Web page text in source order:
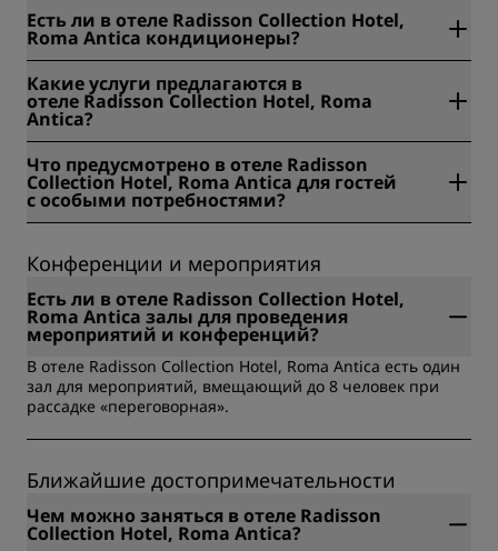
Есть ли в отеле Radisson Collection Hotel,
Roma Antica кондиционеры?
кондиционеры.
Какие услуги предлагаются в
отеле Radisson Collection Hotel, Roma
Antica?
Roma Antica: Безналичная оплата, Персонал, говорящий
на нескольких языках, Рестораны на территории,
Возможно размещение домашних животных, Одобрено
Бар, Завтрак (шведский стол), Обслуживание в номере,
Фитнес-центр, Спа-салон, Завтрак навынос, Завтрак,
Доступность для гостей с ограниченными
возможностями, Онлайн-регистрация заезда,
Возможность раннего заезда, Помещение для хранения
багажа, Бесплатные чай и кофе, Бесплатный вайфай,
Мини-сейф, Услуги прачечной, Мини-бар или
холодильник, Для некурящих, Поощрительные поездки,
Поощрительные поездки, Фирменные мероприятия
Что предусмотрено в отеле Radisson
Collection Hotel, Roma Antica для гостей
с особыми потребностями?
Collection Hotel, Roma Antica включают: Автоматическая
дверь на входе, Лифт, Проживание с собаками-
поводырями, Специально обученный персонал, Вход без
ступенек, Голосовое оповещение в лифтах, Туалет с
доступом для инвалидных колясок, в фойе.
Конференции и мероприятия
Есть ли в отеле Radisson Collection Hotel,
Roma Antica залы для проведения
мероприятий и конференций?
В отеле Radisson Collection Hotel, Roma Antica есть один
зал для мероприятий, вмещающий до 8 человек при
рассадке «переговорная».
Ближайшие достопримечательности
Чем можно заняться в отеле Radisson
Collection Hotel, Roma Antica?